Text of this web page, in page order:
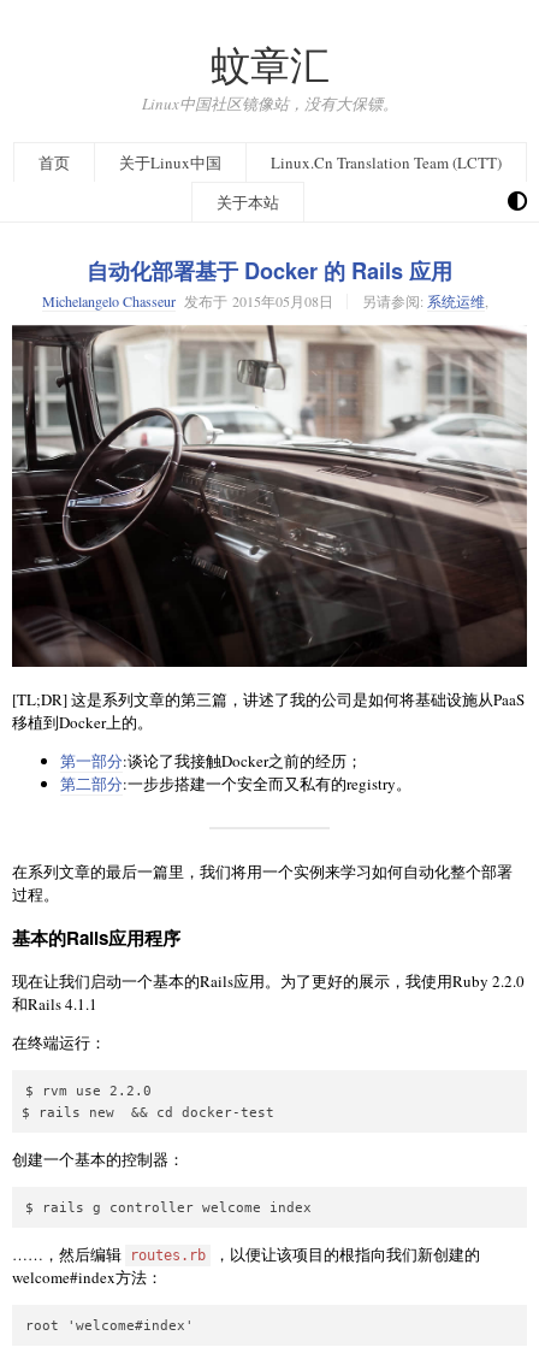
蚊章汇
Linux中国社区镜像站，没有大保镖。
首页 关于Linux中国
Linux.Cn Translation Team (LCTT)
关于本站
自动化部署基于 Docker 的 Rails 应用
Michelangelo Chasseur发布于 2015年05月08日 另请参阅: 系统运维,
[TL;DR] 这是系列文章的第三篇，讲述了我的公司是如何将基础设施从PaaS
移植到Docker上的。
第一部分:谈论了我接触Docker之前的经历；
第二部分:一步步搭建一个安全而又私有的registry。
在系列文章的最后一篇里，我们将用一个实例来学习如何自动化整个部署
过程。
基本的Rails应用程序
现在让我们启动一个基本的Rails应用。为了更好的展示，我使用Ruby 2.2.0
和Rails 4.1.1
在终端运行：
$ rvm use 2.2.0
创建一个基本的控制器：
……，然后编辑 routes.rb
，以便让该项目的根指向我们新创建的
welcome#index方法：